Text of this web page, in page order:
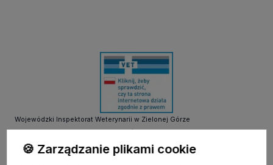
Wojewódzki Inspektorat Weterynarii w Zielonej Górze
tel. 68 453 73 00 tel. 68 453 73 01
zielonagora.wiw@wet.zgora.pl
🍪 Zarządzanie plikami cookie